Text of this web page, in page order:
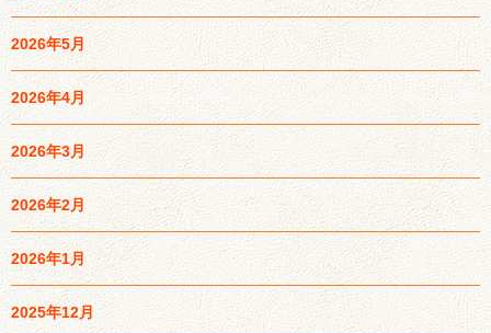
2026年5月
2026年4月
2026年3月
2026年2月
2026年1月
2025年12月